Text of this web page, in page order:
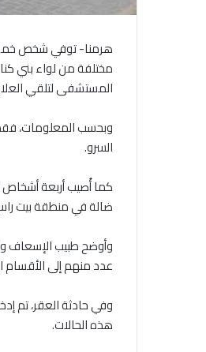
هرمنا- توفي شخص
مختلفة من لواء بني
المستشفى لتلقي
السرو.
كما أُصيب أربعة
ضالة في منطقة بيت
وأوضح طبيب الإسعاف
عدد منهم إلى الأقسام
وفي حادثة العقر، تم
هذه الحالات.